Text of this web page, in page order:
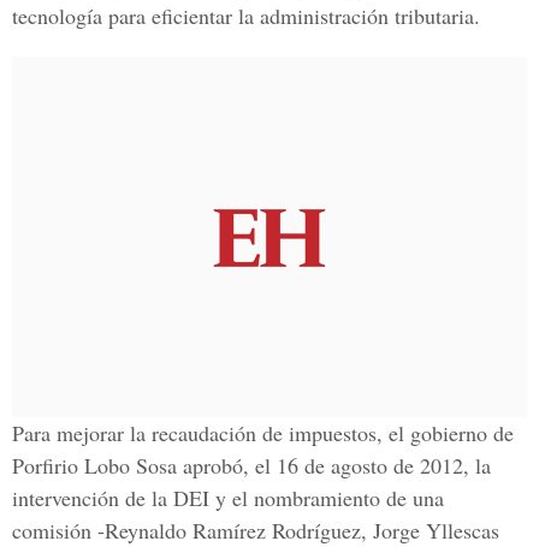
tecnología para eficientar la administración tributaria.
Para mejorar la recaudación de impuestos, el gobierno de
Porfirio Lobo Sosa aprobó, el 16 de agosto de 2012, la
intervención de la DEI y el nombramiento de una
comisión -Reynaldo Ramírez Rodríguez, Jorge Yllescas